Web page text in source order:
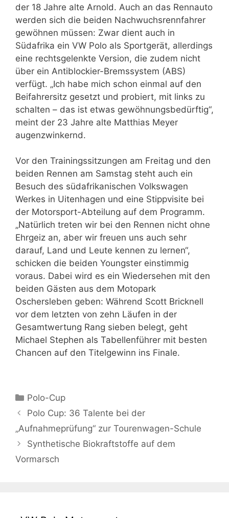
der 18 Jahre alte Arnold. Auch an das Rennauto
werden sich die beiden Nachwuchsrennfahrer
gewöhnen müssen: Zwar dient auch in
Südafrika ein VW Polo als Sportgerät, allerdings
eine rechtsgelenkte Version, die zudem nicht
über ein Antiblockier-Bremssystem (ABS)
verfügt. „Ich habe mich schon einmal auf den
Beifahrersitz gesetzt und probiert, mit links zu
schalten – das ist etwas gewöhnungsbedürftig“,
meint der 23 Jahre alte Matthias Meyer
augenzwinkernd.
Vor den Trainingssitzungen am Freitag und den
beiden Rennen am Samstag steht auch ein
Besuch des südafrikanischen Volkswagen
Werkes in Uitenhagen und eine Stippvisite bei
der Motorsport-Abteilung auf dem Programm.
„Natürlich treten wir bei den Rennen nicht ohne
Ehrgeiz an, aber wir freuen uns auch sehr
darauf, Land und Leute kennen zu lernen“,
schicken die beiden Youngster einstimmig
voraus. Dabei wird es ein Wiedersehen mit den
beiden Gästen aus dem Motopark
Oschersleben geben: Während Scott Bricknell
vor dem letzten von zehn Läufen in der
Gesamtwertung Rang sieben belegt, geht
Michael Stephen als Tabellenführer mit besten
Chancen auf den Titelgewinn ins Finale.
Kategorien
Polo-Cup
Polo Cup: 36 Talente bei der
„Aufnahmeprüfung“ zur Tourenwagen-Schule
Synthetische Biokraftstoffe auf dem
Vormarsch